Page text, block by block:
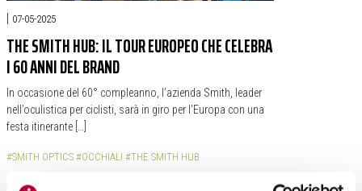
| 07-05-2025
THE SMITH HUB: IL TOUR EUROPEO CHE CELEBRA
I 60 ANNI DEL BRAND
In occasione del 60° compleanno, l’azienda Smith, leader
nell’oculistica per ciclisti, sarà in giro per l’Europa con una
festa itinerante […]
#SMITH OPTICS #OCCHIALI #THE SMITH HUB